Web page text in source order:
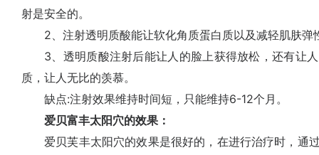
射是安全的。
2、注射透明质酸能让软化角质蛋白质以及减轻肌肤弹
3、透明质酸注射后能让人的脸上获得放松，还有让人
质，让人无比的羡慕。
缺点:注射效果维持时间短，只能维持6-12个月。
爱贝富丰太阳穴的效果：
爱贝芙丰太阳穴的效果是很好的，在进行治疗时，通